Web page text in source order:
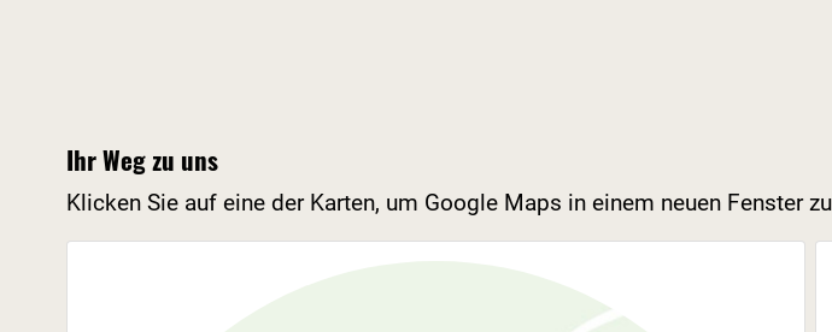
Ihr Weg zu uns
Klicken Sie auf eine der Karten, um Google Maps in einem neuen Fenster